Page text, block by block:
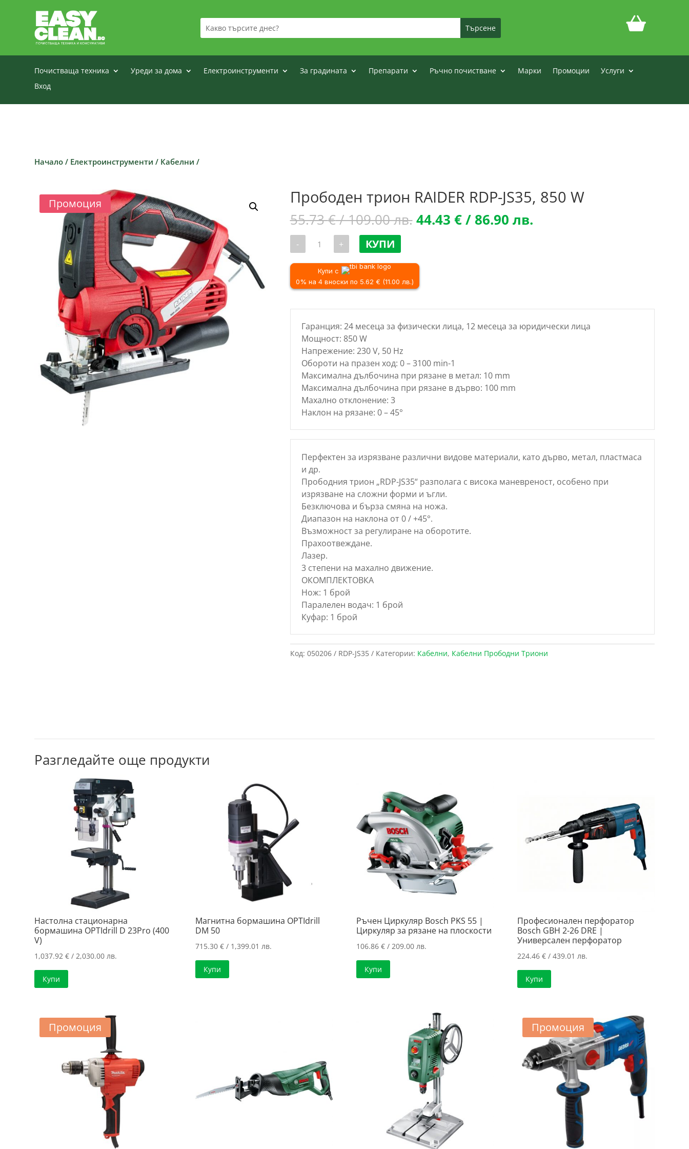
Почистваща техника Уреди за дома Електроинструменти За градината Препарати Ръчно почистване Марки Промоции
Услуги
Вход
Начало / Електроинструменти / Кабелни /
Промоция Прободен трион RAIDER RDP-JS35, 850 W
55.73€/ 109.00 лв. Original
/
109.00 лв..
44.43 €/ 86.90 лв.Текущата
- количество
Прободен
трион
RAIDER
RDP-
JS35,
+ КУПИ
Купи с
0% на 4 вноски по 5.62 € (11.00 лв.)
Гаранция: 24 месеца за физически лица, 12 месеца за юридически лица
Мощност: 850 W
Напрежение: 230 V, 50 Hz
Обороти на празен ход: 0 – 3100 min-1
Максимална дълбочина при рязане в метал: 10 mm
Максимална дълбочина при рязане в дърво: 100 mm
Махално отклонение: 3
Наклон на рязане: 0 – 45°
Перфектен за изрязване различни видове материали, като дърво, метал, пластмаса
и др.
Прободния трион „RDP-JS35“ разполага с висока маневреност, особено при
изрязване на сложни форми и ъгли.
Безключова и бърза смяна на ножа.
Диапазон на наклона от 0 / +45°.
Възможност за регулиране на оборотите.
Прахоотвеждане.
Лазер.
3 степени на махално движение.
ОКОМПЛЕКТОВКА
Нож: 1 брой
Паралелен водач: 1 брой
Куфар: 1 брой
Код: 050206 / RDP-JS35 Категории: Кабелни, Кабелни Прободни Триони
Разгледайте още продукти
Настолна стационарна
бормашина OPTIdrill D 23Pro (400
V)
1,037.92€ / 2,030.00 лв.
Купи
Магнитна бормашина OPTIdrill
DM 50
715.30€ / 1,399.01 лв.
Купи
Ръчен Циркуляр Bosch PKS 55 |
Циркуляр за рязанe нa плоскости
106.86 €/ 209.00 лв.
Купи
Професионален перфоратор
Bosch GBH 2-26 DRE |
Универсален перфоратор
224.46 €/ 439.01 лв.
Купи
Промоция Промоция